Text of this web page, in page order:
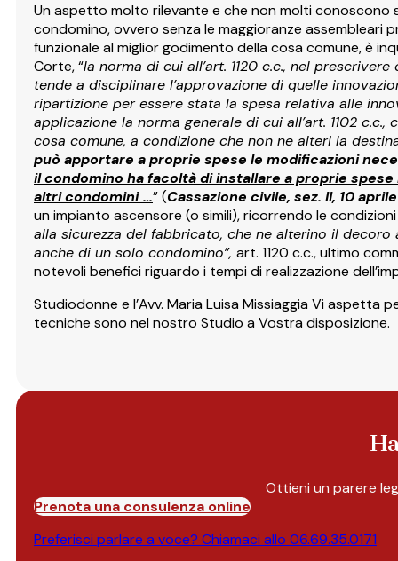
Un aspetto molto rilevante e che non molti conoscono
condomino, ovvero senza le maggioranze assembleari
funzionale al miglior godimento della cosa comune, è
Corte, “la norma di cui all’art. 1120 c.c., nel
tende a disciplinare l’approvazione di quelle
ripartizione per essere stata la spesa relativa alle
applicazione la norma generale di cui all’art. 1102
cosa comune, a condizione che non ne alteri la
può apportare a proprie spese le modificazioni
il condomino ha facoltà di installare a proprie
altri condomini …” (Cassazione civile, sez. II, 10
un impianto ascensore (o simili), ricorrendo le
alla sicurezza del fabbricato, che ne alterino il
anche di un solo condomino”, art. 1120 c.c., ultimo
notevoli benefici riguardo i tempi di realizzazione
Studiodonne e l’Avv. Maria Luisa Missiaggia Vi aspetta
tecniche sono nel nostro Studio a Vostra disposizione.
Ottieni un parere
Prenota una consulenza online
Preferisci parlare a voce? Chiamaci allo 06.69.35.0171